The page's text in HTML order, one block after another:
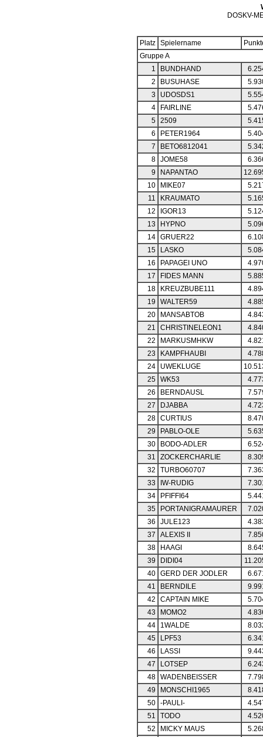
DOSKV-
Platz Spielername
Gruppe A
1
BUNDHAND
2
BUSUHASE
3
UDOSDS1
4
FAIRLINE
5
2509
6
PETER1964
7
BETO6812041
8
JOME58
9
NAPANTAO
10
MIKE07
11
KRAUMATO
12
IGOR13
13
HYPNO
14
GRUER22
15
LASKO
16
PAPAGEI UNO
17
FIDES MANN
18
KREUZBUBE111
19
WALTER59
20
MANSABTOB
21
CHRISTINELEON1
22
MARKUSMHKW
23
KAMPFHAUBI
24
UWEKLUGE
25
WK53
26
BERNDAUSL
27
DJABBA
28
CURTIUS
29
PABLO-OLE
30
BODO-ADLER
31
ZOCKERCHARLIE
32
TURBO60707
33
IW-RUDIG
34
PFIFFI64
35
PORTANIGRAMAURER
36
JULE123
37
ALEXIS II
38
HAAGI
39
DIDI04
40
GERD DER JODLER
41
BERNDILE
42
CAPTAIN MIKE
43
MOMO2
44
1WALDE
45
LPF53
46
LASSI
47
LOTSEP
48
WADENBEISSER
49
MONSCHI1965
50
-PAULI-
51
TODO
52
MICKY MAUS